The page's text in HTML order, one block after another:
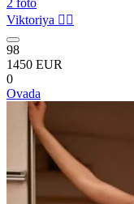
2 foto
Viktoriya ❤️‍🔥
98
1450 EUR
0
Ovada